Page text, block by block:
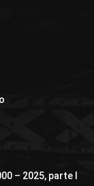
– 2025, parte I